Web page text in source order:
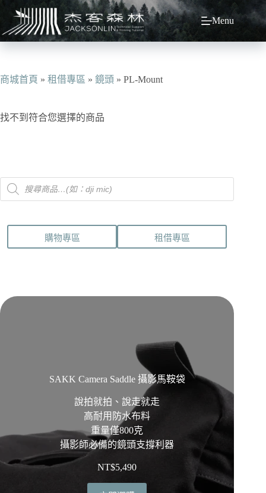
主
容
Menu
商城首頁 » 租借專區 » 鏡頭 » PL-Mount
找不到符合您選擇的商品
Products
search
購物專區 租借專區
SAKK Camera Saddle 攝影馬鞍袋
說拍就拍、說走就走
高耐用防水布料
重量僅800克
攝影師必備的鏡頭支撐利器
NT$5,490